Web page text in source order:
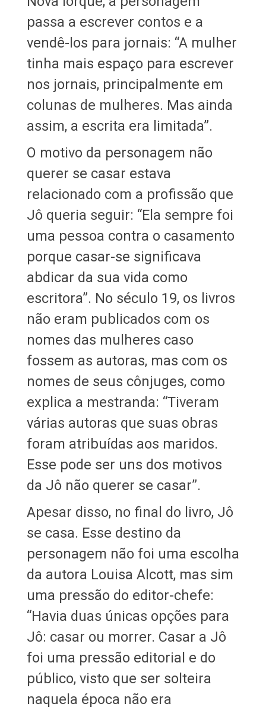
passa a escrever contos e a
vendê-los para jornais: “A mulher
tinha mais espaço para escrever
nos jornais, principalmente em
colunas de mulheres. Mas ainda
assim, a escrita era limitada”.
O motivo da personagem não
querer se casar estava
relacionado com a profissão que
Jô queria seguir: “Ela sempre foi
uma pessoa contra o casamento
porque casar-se significava
abdicar da sua vida como
escritora”. No século 19, os livros
não eram publicados com os
nomes das mulheres caso
fossem as autoras, mas com os
nomes de seus cônjuges, como
explica a mestranda: “Tiveram
várias autoras que suas obras
foram atribuídas aos maridos.
Esse pode ser uns dos motivos
da Jô não querer se casar”.
Apesar disso, no final do livro, Jô
se casa. Esse destino da
personagem não foi uma escolha
da autora Louisa Alcott, mas sim
uma pressão do editor-chefe:
“Havia duas únicas opções para
Jô: casar ou morrer. Casar a Jô
foi uma pressão editorial e do
público, visto que ser solteira
naquela época não era